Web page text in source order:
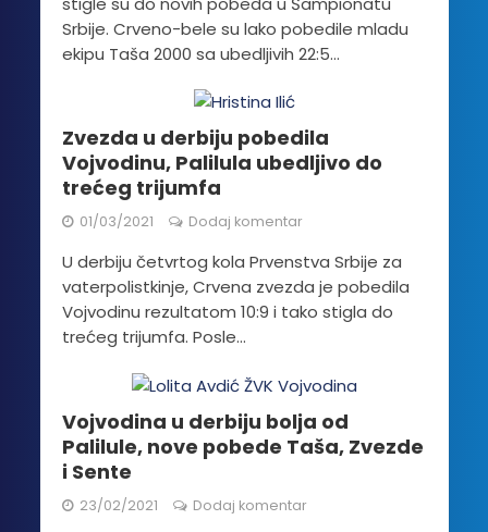
Srbije. Crveno-bele su lako pobedile mladu
ekipu Taša 2000 sa ubedljivih 22:5...
Zvezda u derbiju pobedila
Vojvodinu, Palilula ubedljivo do
trećeg trijumfa
01/03/2021 Dodaj komentar
U derbiju četvrtog kola Prvenstva Srbije za
vaterpolistkinje, Crvena zvezda je pobedila
Vojvodinu rezultatom 10:9 i tako stigla do
trećeg trijumfa. Posle...
Vojvodina u derbiju bolja od
Palilule, nove pobede Taša, Zvezde
i Sente
23/02/2021 Dodaj komentar